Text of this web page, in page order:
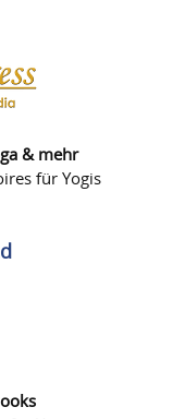
& mehr
für Yogis